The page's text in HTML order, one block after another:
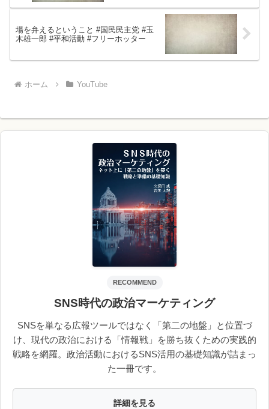
場を弁えるということ #国民民主党 #玉
木雄一郎 #平和活動 #フリーホッター
ホーム YouTube
RECOMMEND
SNS時代の政治マーケティング
SNSを単なる広報ツールではなく「第二の地盤」と位置づ
け、現代の政治における「情報戦」を勝ち抜くための実践的
戦略を網羅。政治活動におけるSNS活用の基礎知識が詰まっ
た一冊です。
詳細を見る